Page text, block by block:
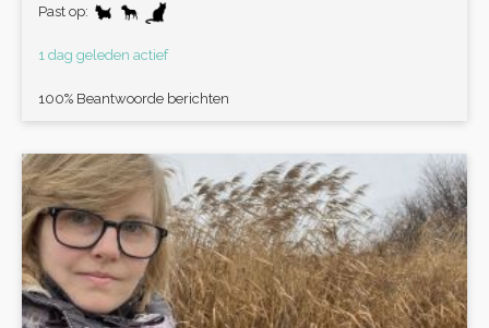
Past op:
1 dag geleden actief
100% Beantwoorde berichten